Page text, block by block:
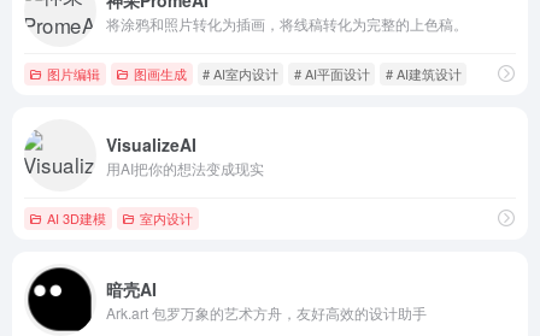
将涂鸦和照片转化为插画，将线稿转化为完整的上色稿。
图片编辑 图画生成 # AI室内设计 # AI平面设计 # AI建筑设计
VisualizeAI
用AI把你的想法变成现实
AI 3D建模 室内设计
暗壳AI
Ark.art 包罗万象的艺术方舟，友好高效的设计助手